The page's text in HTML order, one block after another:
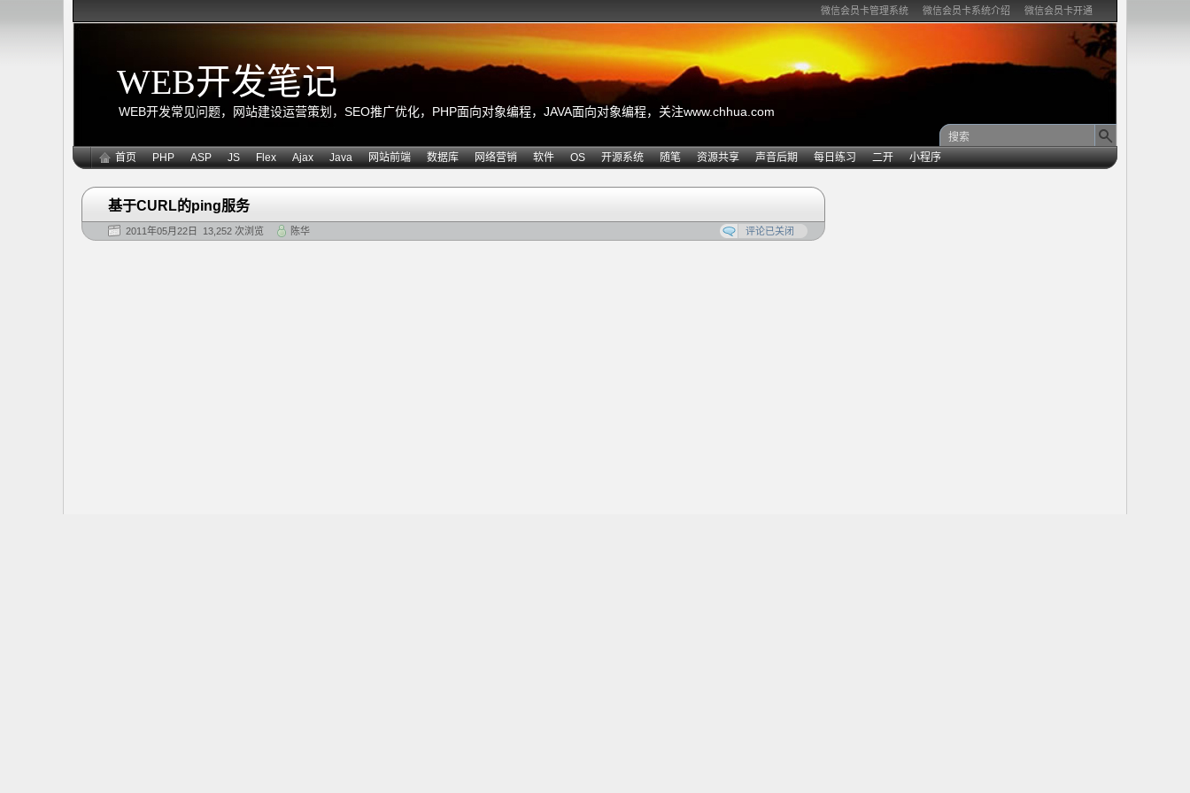
微信会员卡管理系统 微信会员卡系统介绍 微信会员卡开通
WEB开发笔记
WEB开发常见问题，网站建设运营策划，SEO推广优化，PHP面向对象编程，JAVA面向对象编程，关注www.chhua.com
首页 PHP ASP JS Flex Ajax Java 网站前端 数据库 网络营销 软件 OS 开源系统 随笔 资源共享 声音后期 每日练习 二开 小程序
基于CURL的ping服务
2011年05月22日 13,252 次浏览 陈华 评论已关闭